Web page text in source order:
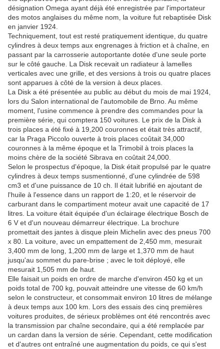
désignation Omega ayant déjà été enregistrée par l'importateur
des motos anglaises du même nom, la voiture fut rebaptisée Disk
en janvier 1924.
Techniquement, tout est resté pratiquement identique, du quatre
cylindres à deux temps aux engrenages à friction et à chaîne, en
passant par la carrosserie autoportante dotée d'une seule porte
sur le côté gauche. La Disk recevait un radiateur à lamelles
verticales avec une grille, et des versions à trois ou quatre places
sont apparues à côté de la version à deux places.
La Disk a été présentée au public au début du mois de mai 1924,
lors du Salon international de l'automobile de Brno. Au même
moment, l'usine commence à prendre des commandes pour la
première série, qui comptera 150 voitures. Le prix de la Disk à
trois places a été fixé à 19,200 couronnes et était très attractif,
car la Praga Piccolo ouverte à trois places coûtait 34,000
couronnes à la même époque et la Trimobil à trois places la
moins chère de la société Sibrava en coûtait 24,000.
Selon le prospectus d'époque, la Disk était propulsé par le quatre
cylindres à deux temps susmentionné, d'une cylindrée de 598
cm3 et d'une puissance de 10 ch. Il était lubrifié en ajoutant de
l'huile à l'essence dans un rapport de 1:20, et le réservoir de
carburant dans le compartiment moteur avait une capacité de 17
litres. La voiture était équipée d'un éclairage électrique Bosch de
6 V et d'un nouveau démarreur électrique. La brochure
promettait des jantes à disque plein Michelin avec des pneus 700
x 80. La voiture, avec un empattement de 2,450 mm, mesurait
3,400 mm de long, 1,200 mm de large et 1,370 mm de haut
jusqu'au sommet du pare-brise ; avec le toit déployé, elle
mesurait 1,505 mm de haut.
Elle faisait un poids en ordre de marche d'environ 450 kg et un
poids total de 700 kg, pouvait atteindre une vitesse de 60 km/h
selon le constructeur, et consommait environ 10 litres de mélange
à deux temps aux 100 km. Lors des essais des cinq premières
voitures produites, de sérieux problèmes ont été rencontrés avec
la transmission par chaîne secondaire, qui a été remplacée par
un cardan dans la version de série. Cependant, cette modification
et d'autres ont entraîné une augmentation du poids, ce qui s'est